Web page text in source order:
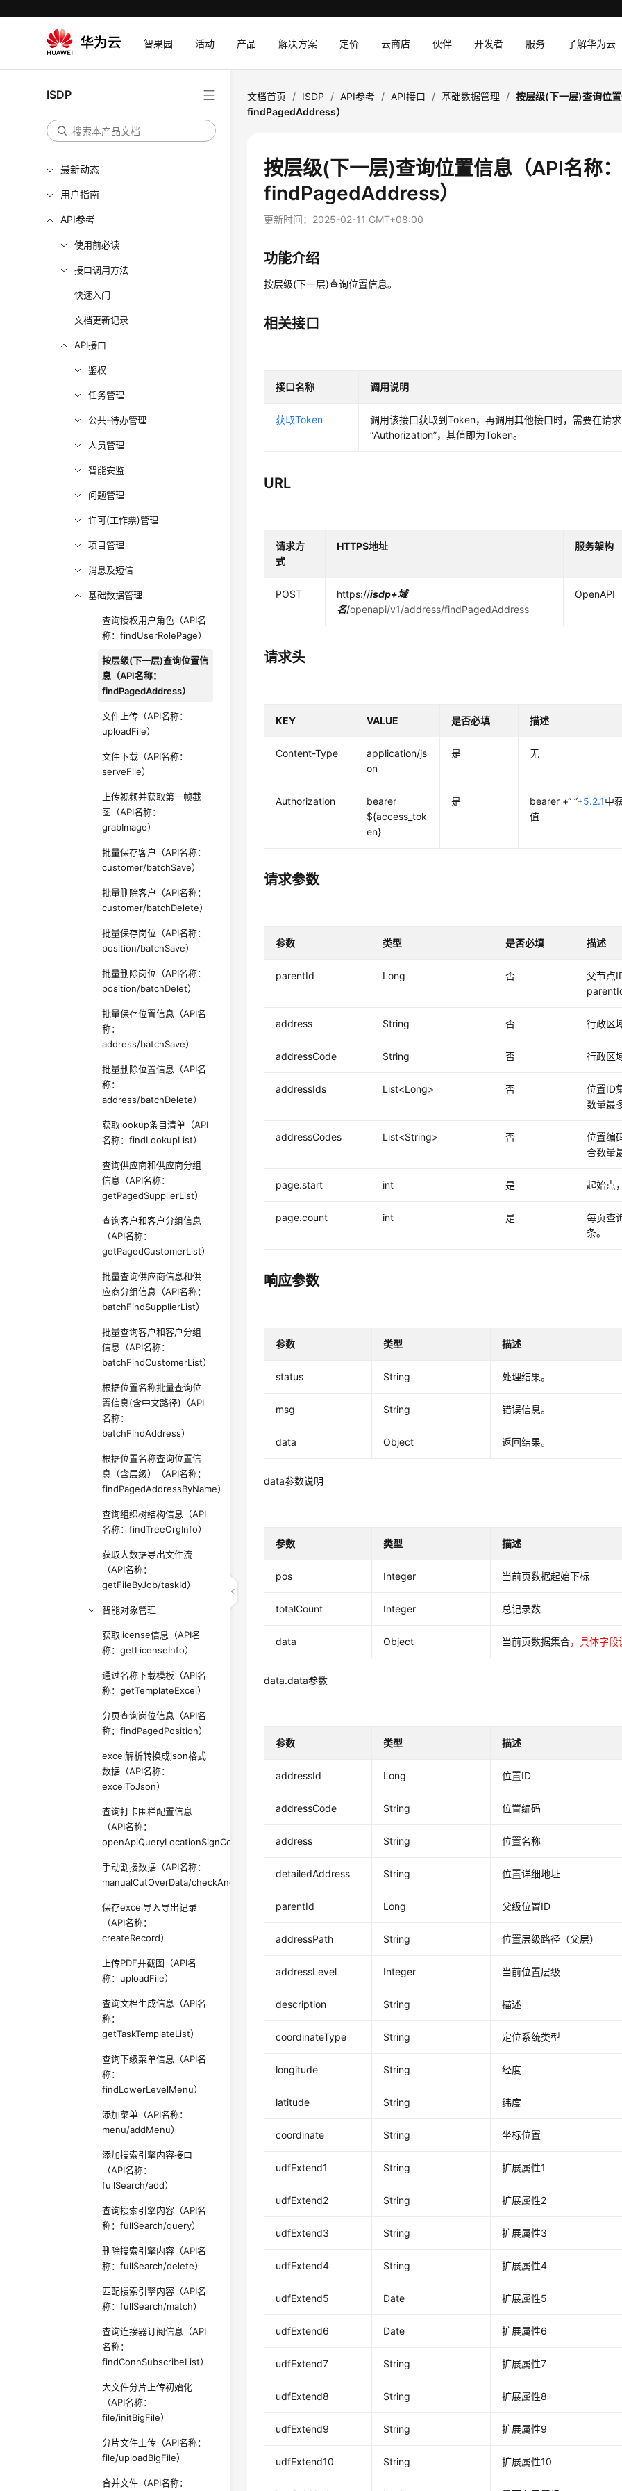
智果园 活动 产品 解决方案 定价 云商店 伙伴 开发者 服务 了解华为云
ISDP
最新动态
用户指南
API参考
使用前必读
接口调用方法
快速入门
文档更新记录
API接口
鉴权
任务管理
公共-待办管理
人员管理
智能安监
问题管理
许可(工作票)管理
项目管理
消息及短信
基础数据管理
查询授权用户角色（API名
称：findUserRolePage）
按层级(下一层)查询位置信
息（API名称：
findPagedAddress）
文件上传（API名称：
uploadFile）
文件下载（API名称：
serveFile）
上传视频并获取第一帧截
图（API名称：
grabImage）
批量保存客户（API名称：
customer/batchSave）
批量删除客户（API名称：
customer/batchDelete）
批量保存岗位（API名称：
position/batchSave）
批量删除岗位（API名称：
position/batchDelet）
批量保存位置信息（API名
称：
address/batchSave）
批量删除位置信息（API名
称：
address/batchDelete）
获取lookup条目清单（API
名称：findLookupList）
查询供应商和供应商分组
信息（API名称：
getPagedSupplierList）
查询客户和客户分组信息
（API名称：
getPagedCustomerList）
批量查询供应商信息和供
应商分组信息（API名称：
batchFindSupplierList）
批量查询客户和客户分组
信息（API名称：
batchFindCustomerList）
根据位置名称批量查询位
置信息(含中文路径)（API
名称：
batchFindAddress）
根据位置名称查询位置信
息（含层级）（API名称：
findPagedAddressByName）
查询组织树结构信息（API
名称：findTreeOrgInfo）
获取大数据导出文件流
（API名称：
getFileByJob/taskId）
智能对象管理
获取license信息（API名
称：getLicenseInfo）
通过名称下载模板（API名
称：getTemplateExcel）
分页查询岗位信息（API名
称：findPagedPosition）
excel解析转换成json格式
数据（API名称：
excelToJson）
查询打卡围栏配置信息
（API名称：
openApiQueryLocationSignConfig）
手动割接数据（API名称：
manualCutOverData/checkAndCutOver）
保存excel导入导出记录
（API名称：
createRecord）
上传PDF并截图（API名
称：uploadFile）
查询文档生成信息（API名
称：
getTaskTemplateList）
查询下级菜单信息（API名
称：
findLowerLevelMenu）
添加菜单（API名称：
menu/addMenu）
添加搜索引擎内容接口
（API名称：
fullSearch/add）
查询搜索引擎内容（API名
称：fullSearch/query）
删除搜索引擎内容（API名
称：fullSearch/delete）
匹配搜索引擎内容（API名
称：fullSearch/match）
查询连接器订阅信息（API
名称：
findConnSubscribeList）
大文件分片上传初始化
（API名称：
file/initBigFile）
分片文件上传（API名称：
file/uploadBigFile）
合并文件（API名称：
文档首页 / ISDP / API参考 / API接口 / 基础数据管理 / 按层级(下一层)查询位
findPagedAddress）
按层级(下一层)查询位置信息（API名称：
findPagedAddress）
更新时间： 2025-02-11 GMT+08:00
功能介绍
按层级(下一层)查询位置信息。
相关接口
接口名称 调用说明
获取Token
调用该接口获取到Token，再调用其他接口时，需要在请
“Authorization”，其值即为Token。
URL
请求方
式
HTTPS地址 服务架构
POST https://isdp+域
名/openapi/v1/address/findPagedAddress
OpenAPI
请求头
KEY VALUE 是否必填 描述
Content-Type
application/js
on
是 无
Authorization
bearer
${access_tok
en}
是 bearer +“ ”+5.2.1中
值
请求参数
参数 类型 是否必填 描述
parentId Long 否
父节点
address String 否 行政区
addressCode String 否 行政区
addressIds List<Long> 否
位置ID
数量最
addressCodes List<String> 否
位置编
合数量
page.start int 是 起始点
page.count int 是
每页查
条。
响应参数
参数 类型 描述
status String 处理结果。
msg String 错误信息。
data Object 返回结果。
data参数说明
参数 类型 描述
pos Integer 当前页数据起始下标
totalCount Integer 总记录数
data Object 当前页数据集合，具体字段
data.data参数
参数 类型 描述
addressId Long 位置ID
addressCode String 位置编码
address String 位置名称
detailedAddress String 位置详细地址
parentId Long 父级位置ID
addressPath String 位置层级路径（父层）
addressLevel Integer 当前位置层级
description String 描述
coordinateType String 定位系统类型
longitude String 经度
latitude String 纬度
coordinate String 坐标位置
udfExtend1 String 扩展属性1
udfExtend2 String 扩展属性2
udfExtend3 String 扩展属性3
udfExtend4 String 扩展属性4
udfExtend5 Date 扩展属性5
udfExtend6 Date 扩展属性6
udfExtend7 String 扩展属性7
udfExtend8 String 扩展属性8
udfExtend9 String 扩展属性9
udfExtend10 String 扩展属性10